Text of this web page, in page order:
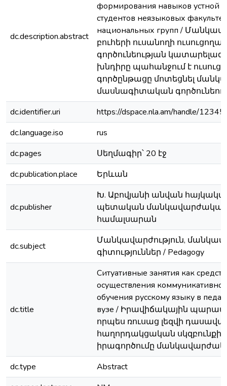
dc.description.abstract
формирования навыков устной
студентов неязыковых
национальных групп /
բուհերի ուսանողի
գործունեության
խնդիրը պահանջում է
գործընթացը մոտեցնել
մասնագիտական
dc.identifier.uri
https://dspace.nla.am/handle/
dc.language.iso
rus
dc.pages
Սեղմագիր՝ 20 էջ
dc.publication.place
Երևան
dc.publisher
Խ. Աբովյանի անվան
պետական
համալսարան
dc.subject
Մանկավարժություն,
գիտություններ / Pedagogy
dc.title
Ситуативные занятия как
осуществления
обучения русскому языку в
вузе / Իրավիճակային
որպես ռուսաց լեզվի
հաղորդակցական սկզբունքի
իրագործումը
dc.type
Abstract